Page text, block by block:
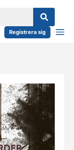
Registrera sig